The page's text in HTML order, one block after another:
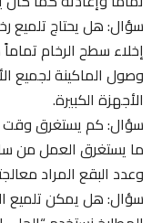
سؤال: هل يحتاج تلميع
إخلاء سطح الرخام تماماً
وصول الماكينة لجميع
الأجهزة الكبيرة.
سؤال: كم يستغرق وقت
وعدد البقع المراد معالجتها.
سؤال: هل يمكن تلميع